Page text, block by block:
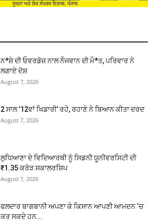
ਨ*ਸ਼ੇ ਦੀ ਓਵਰਡੋਜ਼ ਨਾਲ ਨੌਜਵਾਨ ਦੀ ਮੌ*ਤ, ਪਰਿਵਾਰ ਨੇ
ਲਗਾਏ ਦੋਸ਼
August 7, 2026
2 ਸਾਲ ’12ਵਾਂ ਖਿਡਾਰੀ’ ਰਹੇ, ਰਹਾਣੇ ਨੇ ਬਿਆਨ ਕੀਤਾ ਦਰਦ
August 7, 2026
ਲੁਧਿਆਣਾ ਦੇ ਵਿਦਿਆਰਥੀ ਨੂੰ ਸਿਡਨੀ ਯੂਨੀਵਰਸਿਟੀ ਦੀ
₹1.35 ਕਰੋੜ ਸਕਾਲਰਸ਼ਿਪ
August 7, 2026
ਫਲਦਾਰ ਬਾਗਬਾਨੀ ਅਪਣਾ ਕੇ ਕਿਸਾਨ ਆਪਣੀ ਆਮਦਨ ‘ਚ
ਕਰ ਸਕਦੇ ਹਨ...